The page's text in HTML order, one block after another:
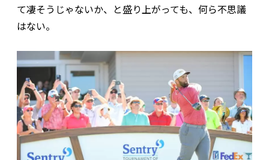
て凄そうじゃないか、と盛り上がっても、何ら不思議
はない。